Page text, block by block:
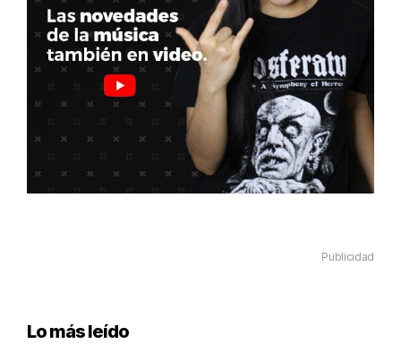
Publicidad
Lo más leído